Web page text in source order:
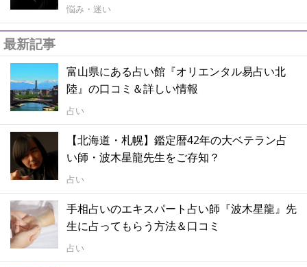
悩み・迷い
最新記事
富山県にある占い館『オリエンタル易占い北
陸』の口コミ＆詳しい情報
占い
【北海道・札幌】鑑定暦42年の大ベテラン占
い師・波木星龍先生をご存知？
占い
手相占いのエキスパート占い師『波木星龍』先
生に占ってもらう方法＆口コミ
占い